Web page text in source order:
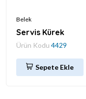
Belek
Servis Kürek
Ürün Kodu 4429
Sepete Ekle